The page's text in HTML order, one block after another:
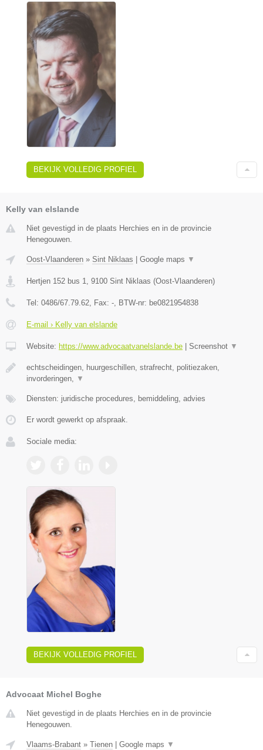
BEKIJK VOLLEDIG PROFIEL
Kelly van elslande
Niet gevestigd in de plaats Herchies en in de provincie
Henegouwen.
Oost-Vlaanderen » Sint Niklaas Google maps ▼
Hertjen 152 bus 1 9100 Sint Niklaas (Oost-Vlaanderen)
Tel: 0486/67.79.62 , Fax: - , BTW-nr: be0821954838
E-mail › Kelly van elslande
Website: https://www.advocaatvanelslande.be Screenshot ▼
echtscheidingen, huurgeschillen, strafrecht, politiezaken,
invorderingen,
▼
Diensten: juridische procedures, bemiddeling, advies
Er wordt gewerkt op afspraak.
Sociale media:
BEKIJK VOLLEDIG PROFIEL
Advocaat Michel Boghe
Niet gevestigd in de plaats Herchies en in de provincie
Henegouwen.
Vlaams-Brabant » Tienen | Google maps ▼